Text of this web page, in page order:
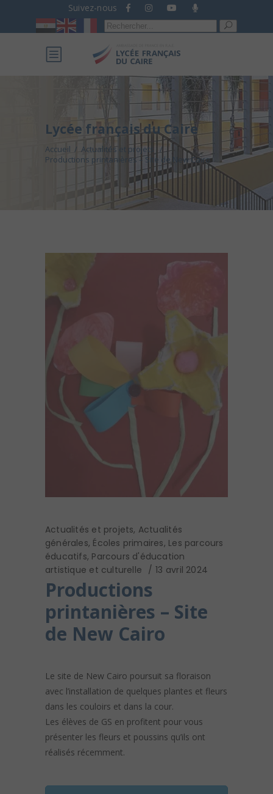
Suivez-nous
Recherche
pour :
Lycée français du Caire
Accueil / Actualités et projets
/
Productions printanières – Site de New Cairo
Actualités et projets, Actualités
générales, Écoles primaires, Les parcours
éducatifs, Parcours d'éducation
artistique et culturelle
13 avril 2024
Productions
printanières – Site
de New Cairo
Le site de New Cairo poursuit sa floraison
avec l’installation de quelques plantes et fleurs
dans les couloirs et dans la cour.
Les élèves de GS en profitent pour vous
présenter les fleurs et poussins qu’ils ont
réalisés récemment.